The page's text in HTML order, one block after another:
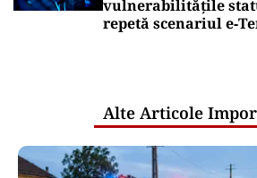
vulnerabilitățile
repetă scenariul
Alte Articole